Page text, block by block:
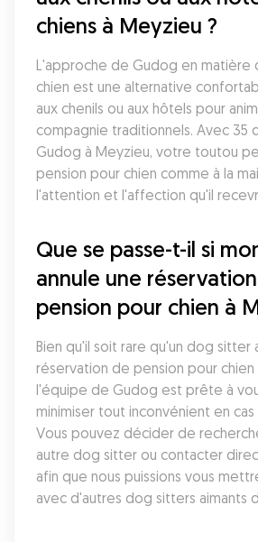
chiens à Meyzieu ?
L'approche de Gudog en matière
chien est une alternative
aux chenils ou aux hôtels pour
compagnie traditionnels. Avec 35
Gudog à Meyzieu, votre toutou
pension pour chien comme à la
l'attention et l'affection qu'il
Que se passe-t-il si
annule une
pension pour chien à
Bien qu'il soit rare qu'un dog sitter
réservation de pension pour chien
l'équipe de Gudog est prête à
minimiser tout inconvénient en cas
Vous pouvez décider de
autre dog sitter ou contacter
afin que nous puissions vous
avec d'autres dog sitters aimants